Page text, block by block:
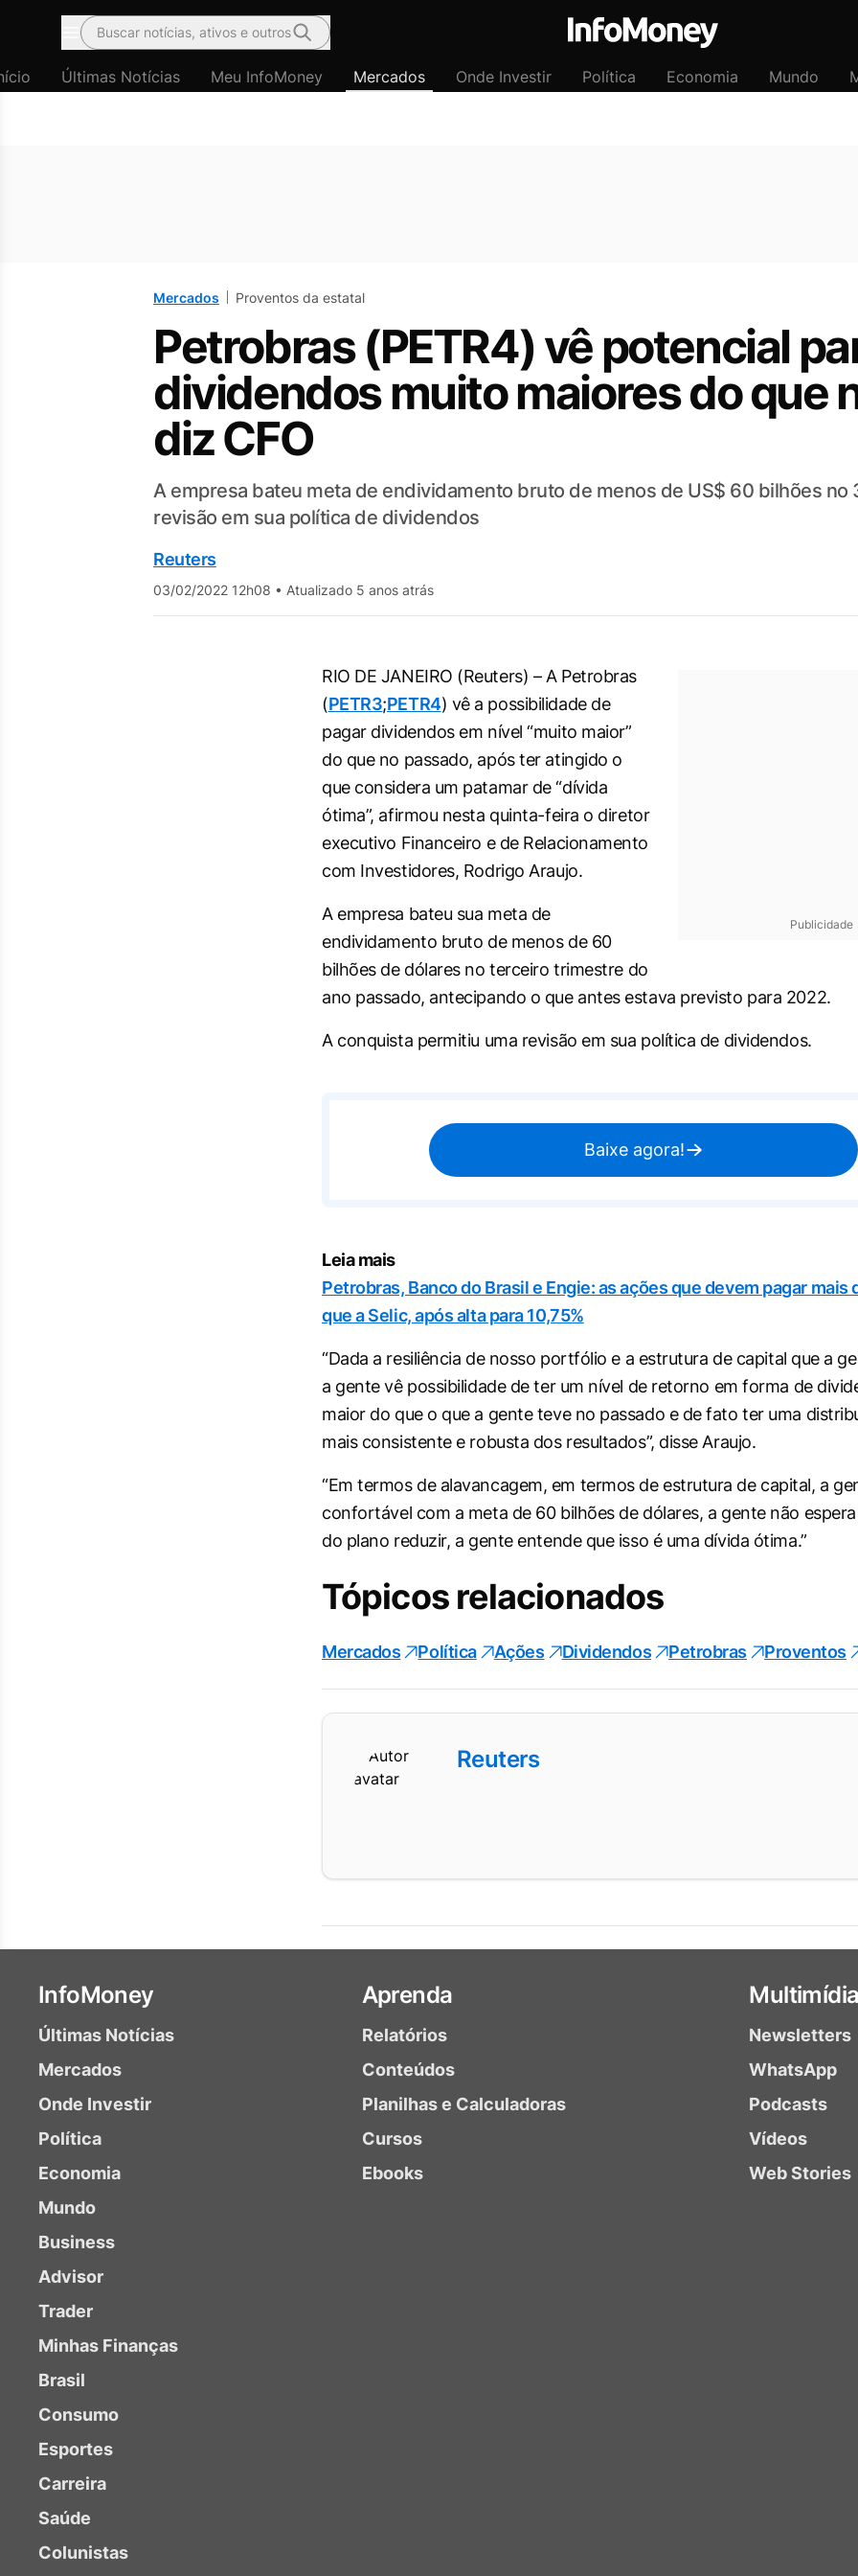
Menu
Buscar notícias, ativos e outros
Últimas Notícias Meu InfoMoney Mercados Onde Investir Política Economia Mundo
Mercados Proventos da estatal
Petrobras (PETR4) vê potencial
dividendos muito maiores do que
diz CFO
A empresa bateu meta de endividamento bruto de menos de US$ 60 bilhões no
revisão em sua política de dividendos
Reuters
03/02/2022 12h08 • Atualizado 5 anos atrás
Publicidade
RIO DE JANEIRO (Reuters) – A Petrobras
(PETR3;PETR4) vê a possibilidade de
pagar dividendos em nível “muito maior”
do que no passado, após ter atingido o
que considera um patamar de “dívida
ótima”, afirmou nesta quinta-feira o diretor
executivo Financeiro e de Relacionamento
com Investidores, Rodrigo Araujo.
A empresa bateu sua meta de
endividamento bruto de menos de 60
bilhões de dólares no terceiro trimestre do
ano passado, antecipando o que antes estava previsto para 2022.
A conquista permitiu uma revisão em sua política de dividendos.
Baixe agora!
Leia mais
Petrobras, Banco do Brasil e Engie: as ações que devem pagar mais
que a Selic, após alta para 10,75%
“Dada a resiliência de nosso portfólio e a estrutura de capital que a
a gente vê possibilidade de ter um nível de retorno em forma de
maior do que o que a gente teve no passado e de fato ter uma
mais consistente e robusta dos resultados”, disse Araujo.
“Em termos de alavancagem, em termos de estrutura de capital, a
confortável com a meta de 60 bilhões de dólares, a gente não
do plano reduzir, a gente entende que isso é uma dívida ótima.”
Tópicos relacionados
Mercados Política Ações Dividendos Petrobras Proventos
Reuters
InfoMoney
Últimas Notícias
Mercados
Onde Investir
Política
Economia
Mundo
Business
Advisor
Trader
Minhas Finanças
Brasil
Consumo
Esportes
Carreira
Saúde
Colunistas
Aprenda
Relatórios
Conteúdos
Planilhas e Calculadoras
Cursos
Ebooks
Multimídia
Newsletters
WhatsApp
Podcasts
Vídeos
Web Stories